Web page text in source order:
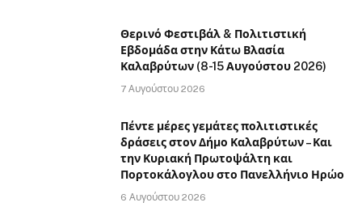
Θερινό Φεστιβάλ & Πολιτιστική
Εβδομάδα στην Κάτω Βλασία
Καλαβρύτων (8-15 Αυγούστου 2026)
7 Αυγούστου 2026
Πέντε μέρες γεμάτες πολιτιστικές
δράσεις στον Δήμο Καλαβρύτων – Και
την Κυριακή Πρωτοψάλτη και
Πορτοκάλογλου στο Πανελλήνιο Ηρώο
6 Αυγούστου 2026